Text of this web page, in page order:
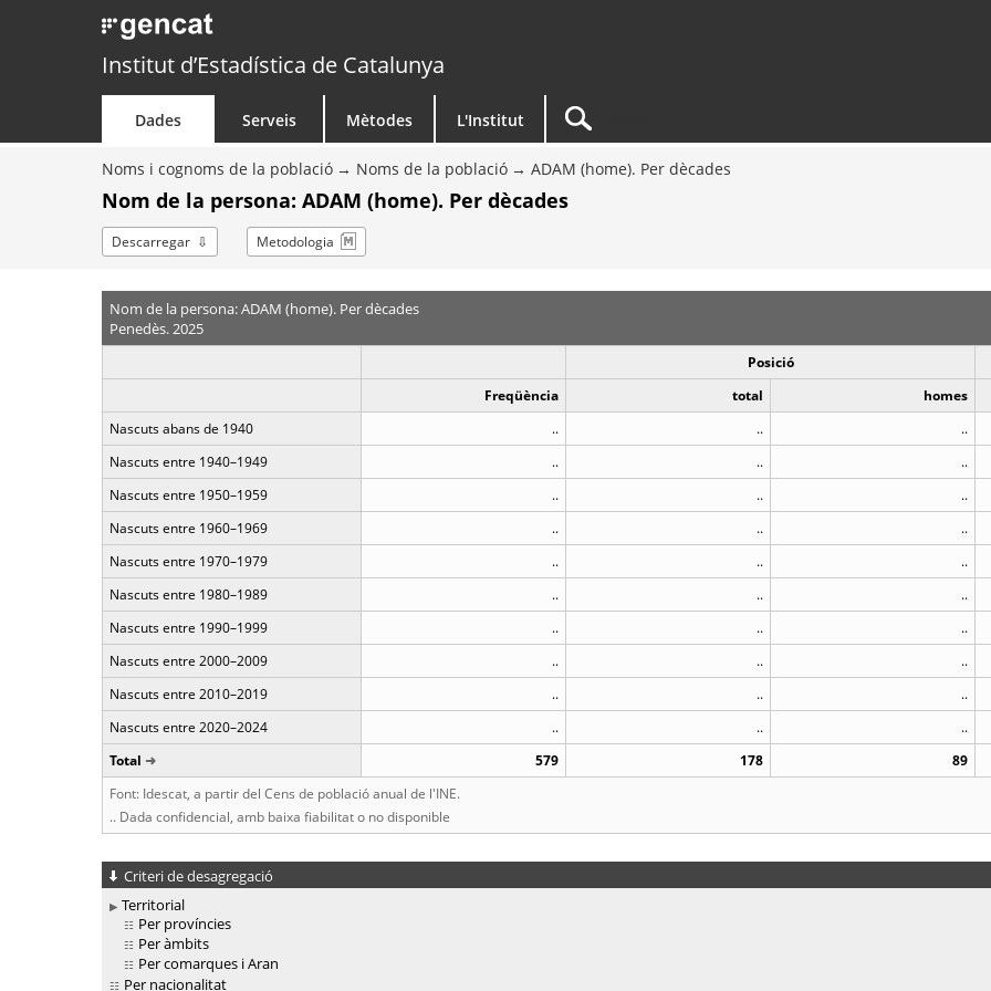
Institut d’Estadística de Catalunya
Dades Serveis Mètodes L'Institut
Noms i cognoms de la població Noms de la població ADAM (home). Per dècades
Nom de la persona: ADAM (home). Per dècades
Descarregar Metodologia
Nom de la persona: ADAM (home). Per dècades
Penedès. 2025
Posició
Freqüència
total homes
Nascuts abans de 1940
.. .. ..
Nascuts entre 1940–1949
.. .. ..
Nascuts entre 1950–1959
.. .. ..
Nascuts entre 1960–1969
.. .. ..
Nascuts entre 1970–1979
.. .. ..
Nascuts entre 1980–1989
.. .. ..
Nascuts entre 1990–1999
.. .. ..
Nascuts entre 2000–2009
.. .. ..
Nascuts entre 2010–2019
.. .. ..
Nascuts entre 2020–2024
.. .. ..
Total
579 178 89
Font: Idescat, a partir del Cens de població anual de l'INE.
.. Dada confidencial, amb baixa fiabilitat o no disponible
Criteri de desagregació
Territorial
Per províncies
Per àmbits
Per comarques i Aran
Per nacionalitat